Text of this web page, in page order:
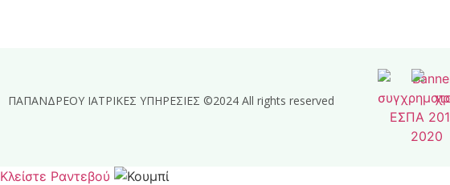
ΠΑΠΑΝΔΡΕΟΥ ΙΑΤΡΙΚΕΣ ΥΠΗΡΕΣΙΕΣ ©2024 All rights reserved
Κλείστε Ραντεβού